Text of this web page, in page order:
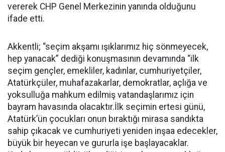
vererek CHP Genel Merkezinin yanında olduğunu
ifade etti.
Akkentli; “seçim akşamı ışıklarımız hiç sönmeyecek,
hep yanacak” dediği konuşmasının devamında “ilk
seçim gençler, emekliler, kadınlar, cumhuriyetçiler,
Atatürkçüler, muhafazakarlar, demokratlar, açlığa ve
yoksulluğa mahkum edilmiş vatandaşlarımız için
bayram havasında olacaktır.İlk seçimin ertesi günü,
Atatürk’ün çocukları onun bıraktığı mirasa sandıkta
sahip çıkacak ve cumhuriyeti yeniden inşaa edecekler,
büyük bir heyecan ve gururla işe başlayacaklar.